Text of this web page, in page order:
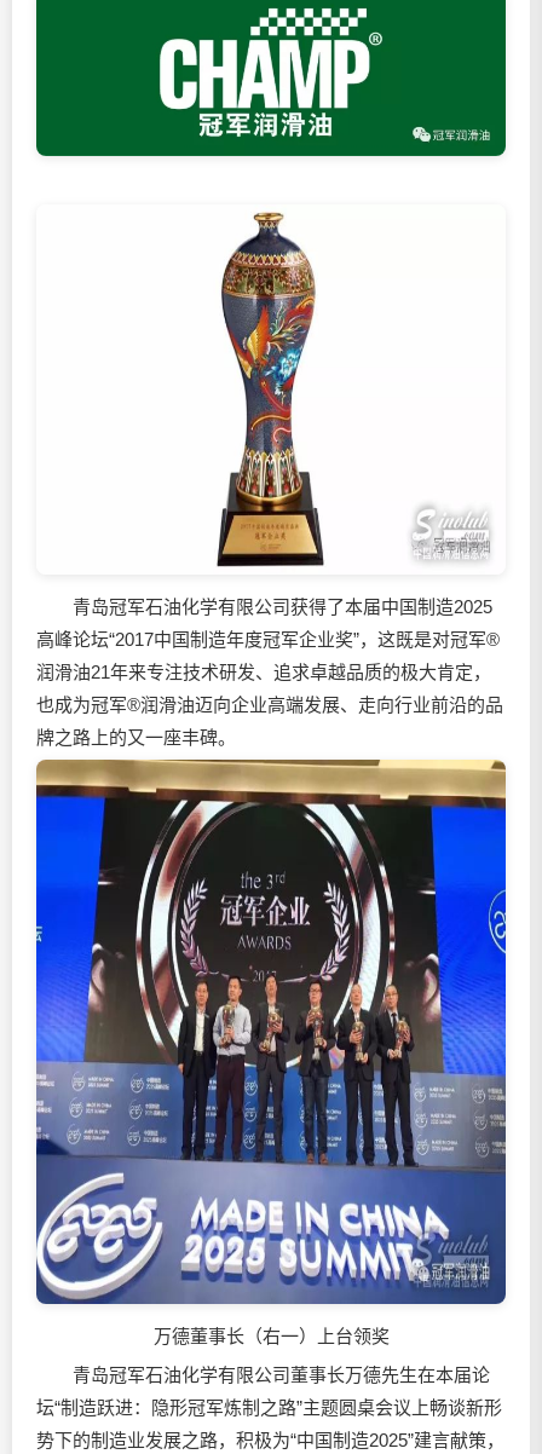
青岛冠军石油化学有限公司获得了本届中国制造2025
高峰论坛“2017中国制造年度冠军企业奖”，这既是对冠军®
润滑油21年来专注技术研发、追求卓越品质的极大肯定，
也成为冠军®润滑油迈向企业高端发展、走向行业前沿的品
牌之路上的又一座丰碑。
万德董事长（右一）上台领奖
青岛冠军石油化学有限公司董事长万德先生在本届论
坛“制造跃进：隐形冠军炼制之路”主题圆桌会议上畅谈新形
势下的制造业发展之路，积极为“中国制造2025”建言献策，